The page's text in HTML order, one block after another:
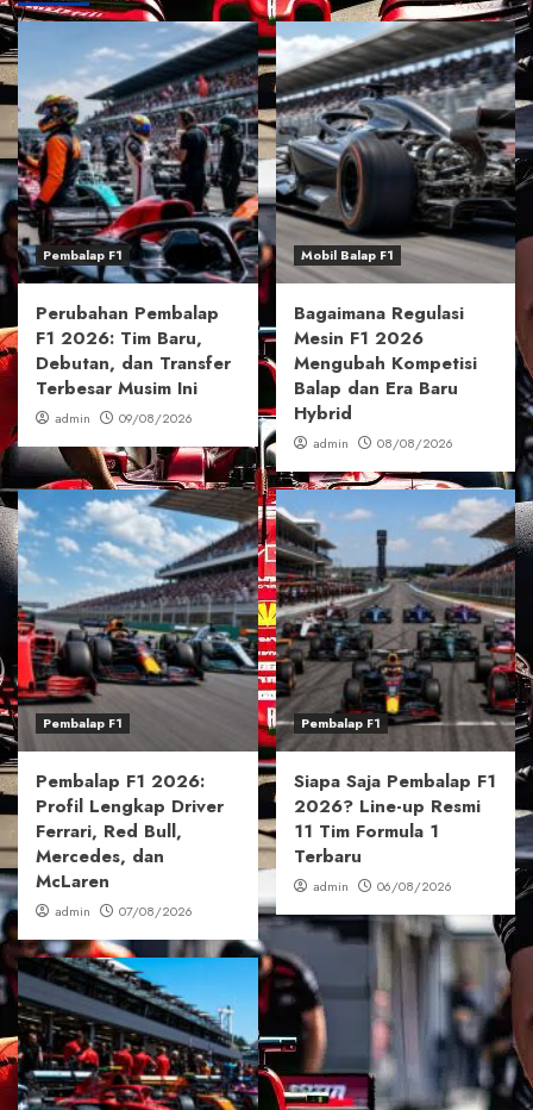
Pembalap F1
Perubahan Pembalap
F1 2026: Tim Baru,
Debutan, dan Transfer
Terbesar Musim Ini
admin 09/08/2026
Mobil Balap F1
Bagaimana Regulasi
Mesin F1 2026
Mengubah Kompetisi
Balap dan Era Baru
Hybrid
admin 08/08/2026
Pembalap F1
Pembalap F1 2026:
Profil Lengkap Driver
Ferrari, Red Bull,
Mercedes, dan
McLaren
admin 07/08/2026
Pembalap F1
Siapa Saja Pembalap F1
2026? Line-up Resmi
11 Tim Formula 1
Terbaru
admin 06/08/2026